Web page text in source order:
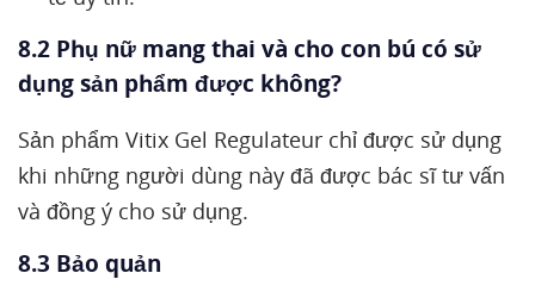
8.2 Phụ nữ mang thai và cho con bú có sử
dụng sản phẩm được không?
Sản phẩm Vitix Gel Regulateur chỉ được sử dụng
khi những người dùng này đã được bác sĩ tư vấn
và đồng ý cho sử dụng.
8.3 Bảo quản